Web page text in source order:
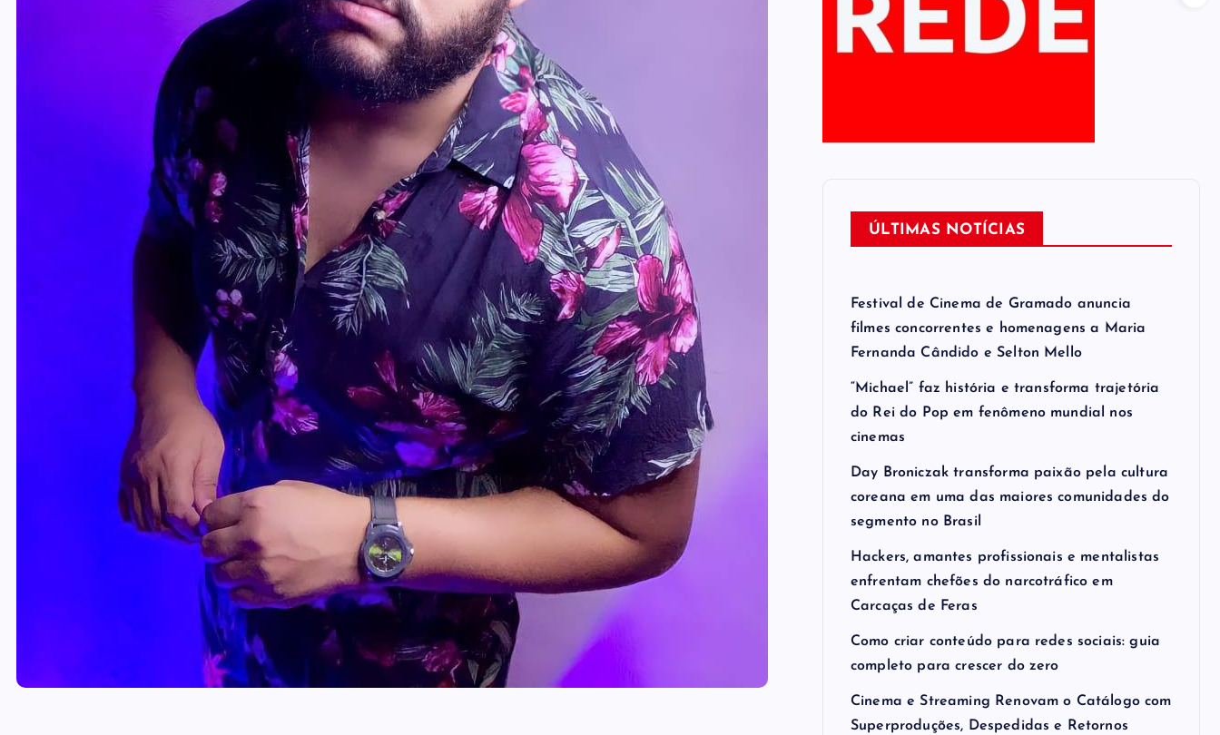
ÚLTIMAS NOTÍCIAS
Festival de Cinema de Gramado anuncia
filmes concorrentes e homenagens a Maria
Fernanda Cândido e Selton Mello
“Michael” faz história e transforma trajetória
do Rei do Pop em fenômeno mundial nos
cinemas
Day Broniczak transforma paixão pela cultura
coreana em uma das maiores comunidades do
segmento no Brasil
Hackers, amantes profissionais e mentalistas
enfrentam chefões do narcotráfico em
Carcaças de Feras
Como criar conteúdo para redes sociais: guia
completo para crescer do zero
Cinema e Streaming Renovam o Catálogo com
Superproduções, Despedidas e Retornos